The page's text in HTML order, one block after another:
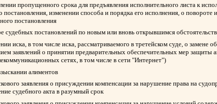
пропущенного срока для предъявления исполнительного листа к
постановления, изменении способа и порядка его исполнения, о повороте
постановления
судебных постановлений по новым или вновь открывшимся
иска, в том числе иска, рассматриваемого в третейском суде, о замене
заявлений о принятии предварительных обеспечительных мер защиты
сетях, в том числе в сети "Интернет")
алиментов
заявления о присуждении компенсации за нарушение права на
судебного акта в разумный срок